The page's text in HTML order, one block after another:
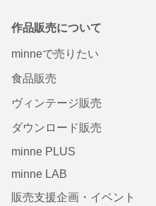
作品販売について
minneで売りたい
食品販売
ヴィンテージ販売
ダウンロード販売
minne PLUS
minne LAB
販売支援企画・イベント